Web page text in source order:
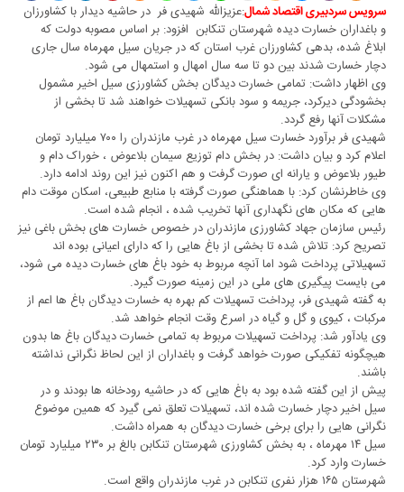
سرویس سردبیری اقتصاد شمال:عزیزالله شهیدی فر در حاشیه دیدار با کشاورزان
و باغداران خسارت دیده شهرستان تنکابن افزود: بر اساس مصوبه دولت که
ابلاغ شده، بدهی کشاورزان غرب استان که در جریان سیل مهرماه سال جاری
دچار خسارت شدند بین دو تا سه سال امهال و استمهال می شود.
وی اظهار داشت: تمامی خسارت دیدگان بخش کشاورزی سیل اخیر مشمول
بخشودگی دیرکرد، جریمه و سود بانکی تسهیلات خواهند شد تا بخشی از
مشکلات آنها رفع گردد.
شهیدی فر برآورد خسارت سیل مهرماه در غرب مازندران را ۷۰۰ میلیارد تومان
اعلام کرد و بیان داشت: در بخش دام توزیع سیمان بلاعوض ، خوراک دام و
طیور بلاعوض و یارانه ای صورت گرفت و هم اکنون نیز این روند ادامه دارد.
وی خاطرنشان کرد: با هماهنگی صورت گرفته با منابع طبیعی، اسکان موقت دام
هایی که مکان های نگهداری آنها تخریب شده ، انجام شده است.
رئیس سازمان جهاد کشاورزی مازندران در خصوص خسارت های بخش باغی نیز
تصریح کرد: تلاش شده تا بخشی از باغ هایی را که دارای اعیانی بوده اند
تسهیلاتی پرداخت شود اما آنچه مربوط به خود باغ های خسارت دیده می شود،
می بایست پیگیری های ملی در این زمینه صورت گیرد.
به گفته شهیدی فر، پرداخت تسهیلات کم بهره به خسارت دیدگان باغ ها اعم از
مرکبات ، کیوی و گل و گیاه در اسرع وقت انجام خواهد شد.
وی یادآور شد: پرداخت تسهیلات مربوط به تمامی خسارت دیدگان باغ ها بدون
هیچگونه تفکیکی صورت خواهد گرفت و باغداران از این لحاظ نگرانی نداشته
باشند.
پیش از این گفته شده بود به باغ هایی که در حاشیه رودخانه ها بودند و در
سیل اخیر دچار خسارت شده اند، تسهیلات تعلق نمی گیرد که همین موضوع
نگرانی هایی را برای برخی خسارت دیدگان به همراه داشت.
سیل ۱۴ مهرماه ، به بخش کشاورزی شهرستان تنکابن بالغ بر ۲۳۰ میلیارد تومان
خسارت وارد کرد.
شهرستان ۱۶۵ هزار نفری تنکابن در غرب مازندران واقع است.